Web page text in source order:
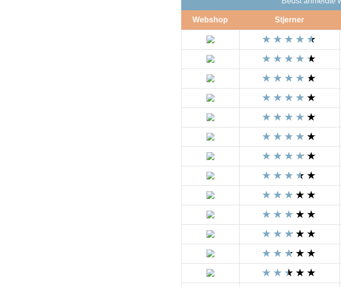
Webshop Stjerner